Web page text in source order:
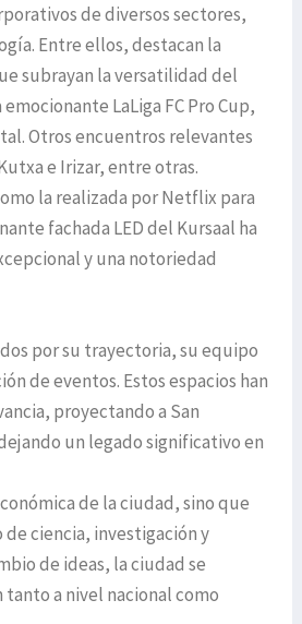
de diversos sectores,
Entre ellos, destacan la
subrayan la versatilidad del
LaLiga FC Pro Cup,
Otros encuentros relevantes
e Irizar, entre otras.
la realizada por Netflix para
fachada LED del Kursaal ha
y una notoriedad
por su trayectoria, su equipo
de eventos. Estos espacios han
proyectando a San
un legado significativo en
de la ciudad, sino que
ciencia, investigación y
de ideas, la ciudad se
a nivel nacional como